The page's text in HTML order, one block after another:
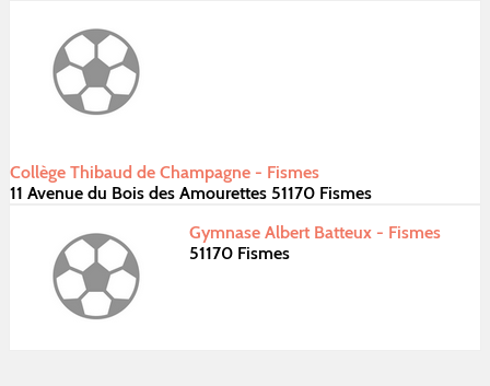
Collège Thibaud de Champagne - Fismes
11 Avenue du Bois des Amourettes 51170 Fismes
Gymnase Albert Batteux - Fismes
51170 Fismes